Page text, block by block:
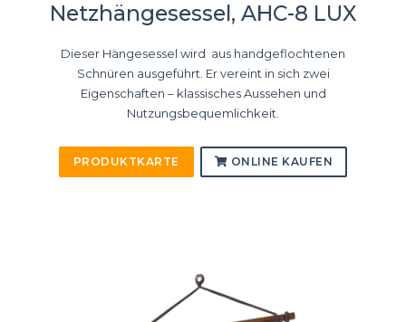
Netzhängesessel, AHC-8 LUX
Dieser Hängesessel wird aus handgeflochtenen
Schnüren ausgeführt. Er vereint in sich zwei
Eigenschaften – klassisches Aussehen und
Nutzungsbequemlichkeit.
PRODUKTKARTE ONLINE KAUFEN